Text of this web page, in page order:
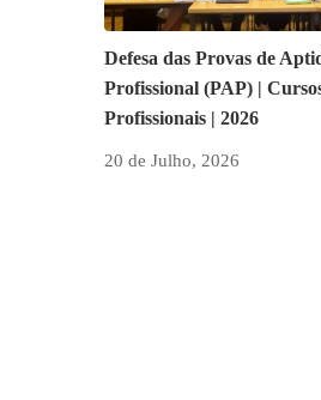
Defesa das Provas de
Profissional (PAP) |
Profissionais | 2026
20 de Julho, 2026